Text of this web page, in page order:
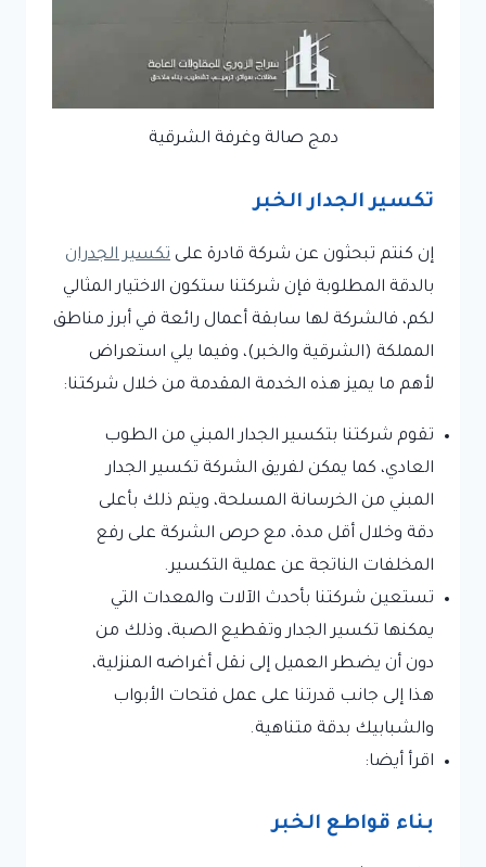
دمج صالة وغرفة الشرقية
تكسير الجدار الخبر
إن كنتم تبحثون عن شركة قادرة على تكسير الجدران
بالدقة المطلوبة فإن شركتنا ستكون الاختيار المثالي
لكم، فالشركة لها سابقة أعمال رائعة في أبرز مناطق
المملكة (الشرقية والخبر)، وفيما يلي استعراض
لأهم ما يميز هذه الخدمة المقدمة من خلال شركتنا:
تقوم شركتنا بتكسير الجدار المبني من الطوب
العادي، كما يمكن لفريق الشركة تكسير الجدار
المبني من الخرسانة المسلحة، ويتم ذلك بأعلى
دقة وخلال أقل مدة، مع حرص الشركة على رفع
المخلفات الناتجة عن عملية التكسير.
تستعين شركتنا بأحدث الآلات والمعدات التي
يمكنها تكسير الجدار وتقطيع الصبة، وذلك من
دون أن يضطر العميل إلى نقل أغراضه المنزلية،
هذا إلى جانب قدرتنا على عمل فتحات الأبواب
والشبابيك بدقة متناهية.
اقرأ أيضا:
بناء قواطع الخبر